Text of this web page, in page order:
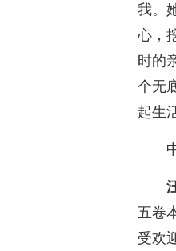
我。
心，
时的
个无
起生
五卷
受欢